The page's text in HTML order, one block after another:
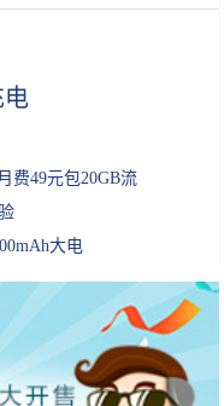
生不乐意了：不懂得欣赏
电
费49元包20GB流
大电